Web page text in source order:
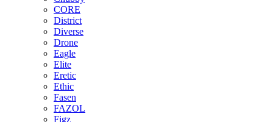
CORE
District
Diverse
Drone
Eagle
Elite
Eretic
Ethic
Fasen
FAZOL
Figz